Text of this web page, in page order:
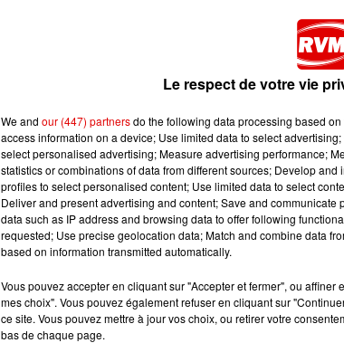
Le respect de votre vie
We and our (447) partnersdo the following data processing based
access information on a device; Use limited data to select
select personalised advertising; Measure advertising performance;
statistics or combinations of data from different sources; Develop
profiles to select personalised content; Use limited data to select
Deliver and present advertising and content; Save and
data such as IP address and browsing data to offer following
requested; Use precise geolocation data; Match and combine data
based on information transmitted automatically.
Vous pouvez accepter en cliquant sur "Accepter et fermer", ou
mes choix". Vous pouvez également refuser en cliquant sur
ce site. Vous pouvez mettre à jour vos choix, ou retirer votre
bas de chaque page.